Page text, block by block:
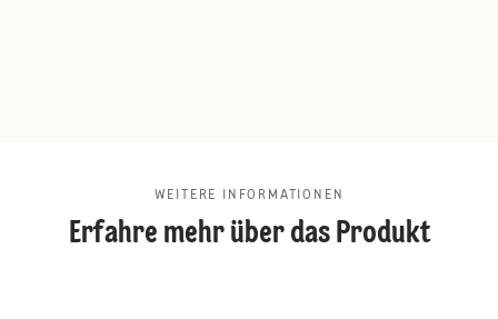
WEITERE INFORMATIONEN
Erfahre mehr über das Produkt